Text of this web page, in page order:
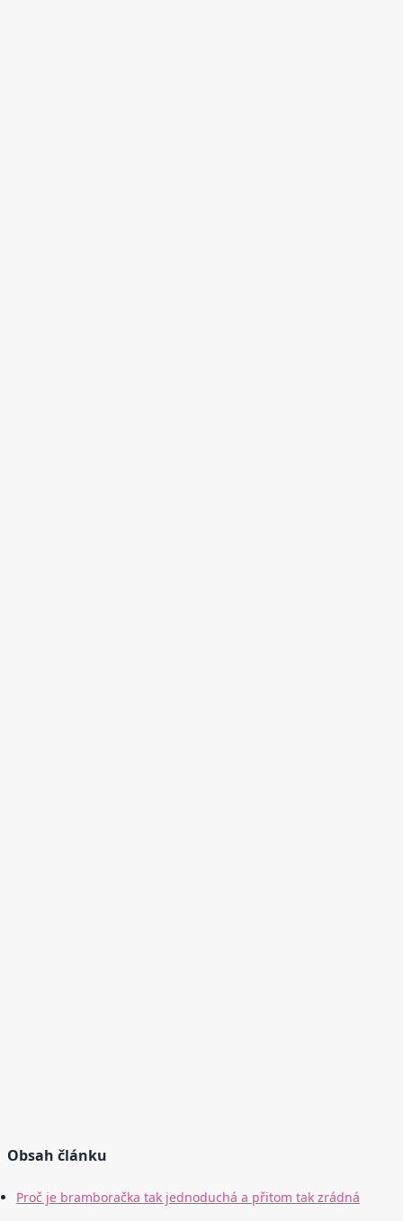
Obsah článku
Proč je bramboračka tak jednoduchá a přitom tak zrádná